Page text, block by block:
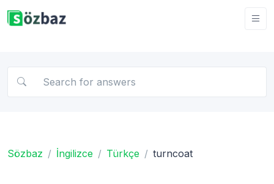
Sözbaz İngilizce Türkçe turncoat